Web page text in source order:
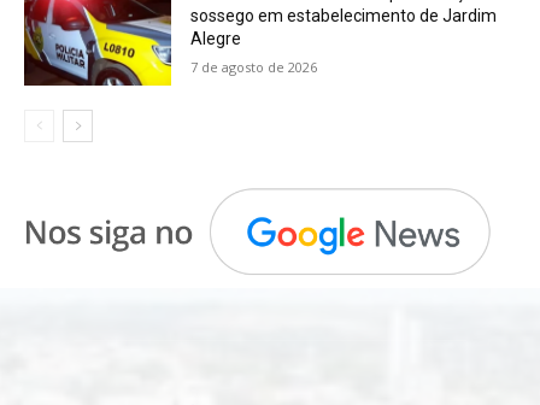
sossego em estabelecimento de Jardim
Alegre
7 de agosto de 2026